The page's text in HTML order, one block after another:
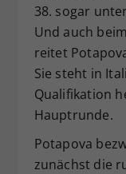
38. sogar
Und auch
reitet
Sie steht in
Qualifikation
Hauptrunde.
Potapova
zunächst die